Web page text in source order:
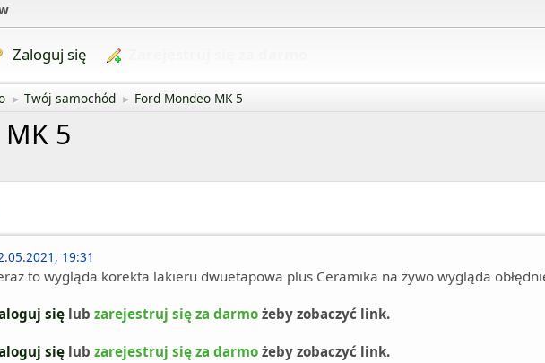
Zaloguj się
► Twój samochód ► Ford Mondeo MK 5
5
19:31
to wygląda korekta lakieru dwuetapowa plus Ceramika na żywo wygląda
się lub zarejestruj się za darmo żeby zobaczyć link.
się lub zarejestruj się za darmo żeby zobaczyć link.